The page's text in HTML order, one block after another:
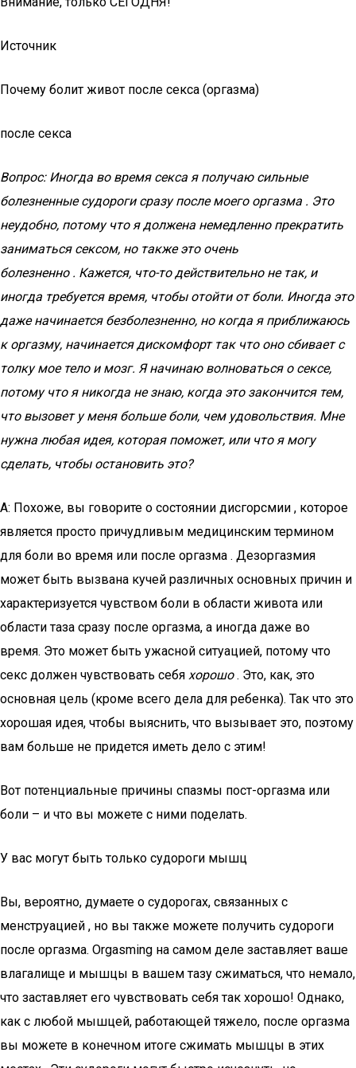
Источник
Почему болит живот после секса (оргазма)
после секса
Вопрос: Иногда во время секса я получаю сильные
болезненные судороги сразу после моего оргазма . Это
неудобно, потому что я должена немедленно прекратить
заниматься сексом, но также это очень
болезненно . Кажется, что-то действительно не так, и
иногда требуется время, чтобы отойти от боли. Иногда это
даже начинается безболезненно, но когда я приближаюсь
к оргазму, начинается дискомфорт так что оно сбивает с
толку мое тело и мозг. Я начинаю волноваться о сексе,
потому что я никогда не знаю, когда это закончится тем,
что вызовет у меня больше боли, чем удовольствия. Мне
нужна любая идея, которая поможет, или что я могу
сделать, чтобы остановить это?
A: Похоже, вы говорите о состоянии дисгорсмии , которое
является просто причудливым медицинским термином
для боли во время или после оргазма . Дезоргазмия
может быть вызвана кучей различных основных причин и
характеризуется чувством боли в области живота или
области таза сразу после оргазма, а иногда даже во
время. Это может быть ужасной ситуацией, потому что
секс должен чувствовать себя хорошо. Это, как, это
основная цель (кроме всего дела для ребенка). Так что это
хорошая идея, чтобы выяснить, что вызывает это, поэтому
вам больше не придется иметь дело с этим!
Вот потенциальные причины спазмы пост-оргазма или
боли – и что вы можете с ними поделать.
У вас могут быть только судороги мышц
Вы, вероятно, думаете о судорогах, связанных с
менструацией , но вы также можете получить судороги
после оргазма. Orgasming на самом деле заставляет ваше
влагалище и мышцы в вашем тазу сжиматься, что немало,
что заставляет его чувствовать себя так хорошо! Однако,
как с любой мышцей, работающей тяжело, после оргазма
вы можете в конечном итоге сжимать мышцы в этих